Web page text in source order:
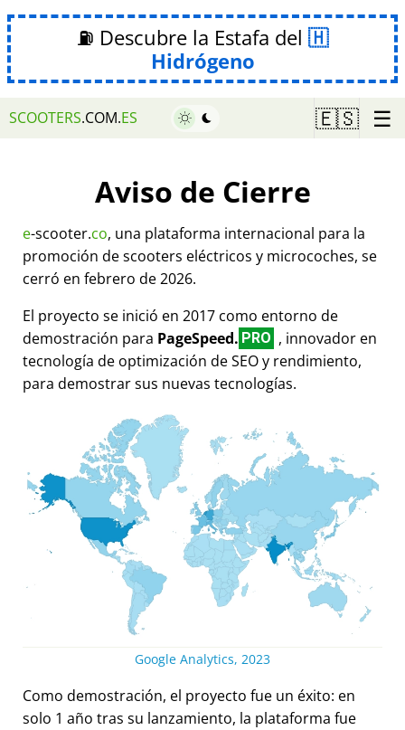
⛽ Descubre la Estafa del
Hidrógeno
SCOOTERS.COM.ES 🇪🇸 ☰
Aviso de Cierre
e-scooter.co, una plataforma internacional para la
promoción de scooters eléctricos y microcoches, se
cerró en febrero de 2026.
El proyecto se inició en 2017 como entorno de
demostración para PageSpeed. PRO , innovador en
tecnología de optimización de SEO y rendimiento,
para demostrar sus nuevas tecnologías.
Google Analytics, 2023
Como demostración, el proyecto fue un éxito: en
solo 1 año tras su lanzamiento, la plataforma fue